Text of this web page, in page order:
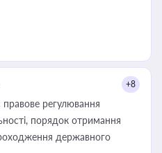
+8
регулювання
порядок отримання
державного